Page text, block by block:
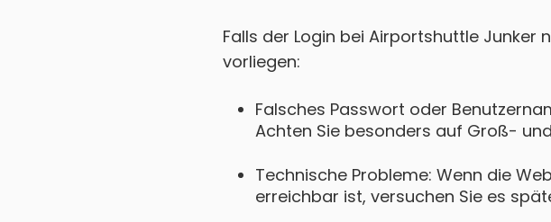
Falls der Login bei Airportshuttle Junker
vorliegen:
Falsches Passwort oder
Achten Sie besonders auf Groß-
Technische Probleme: Wenn die
erreichbar ist, versuchen Sie es